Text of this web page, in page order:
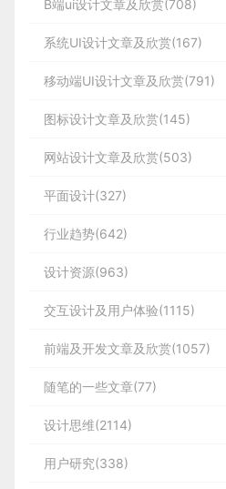
B端ui设计文章及欣赏(708)
系统UI设计文章及欣赏(167)
移动端UI设计文章及欣赏(791)
图标设计文章及欣赏(145)
网站设计文章及欣赏(503)
平面设计(327)
行业趋势(642)
设计资源(963)
交互设计及用户体验(1115)
前端及开发文章及欣赏(1057)
随笔的一些文章(77)
设计思维(2114)
用户研究(338)